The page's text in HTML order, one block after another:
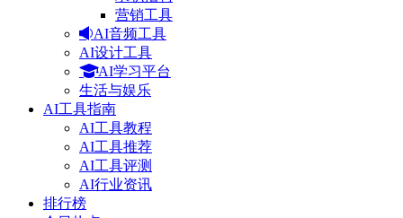
营销工具
AI音频工具
AI设计工具
AI学习平台
生活与娱乐
AI工具指南
AI工具教程
AI工具推荐
AI工具评测
AI行业资讯
排行榜